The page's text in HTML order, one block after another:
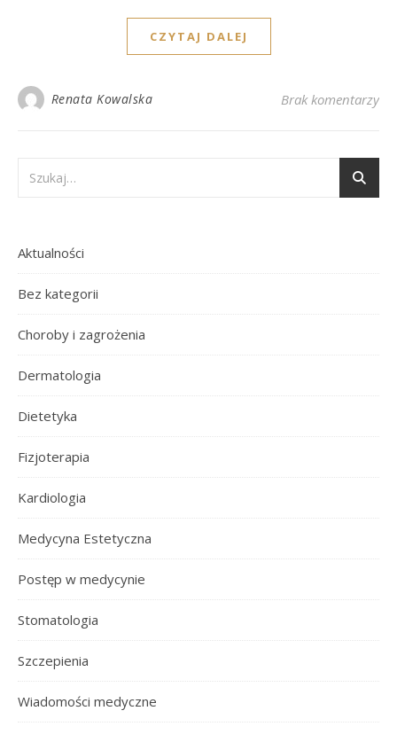
CZYTAJ DALEJ
Renata Kowalska Brak komentarzy
Aktualności
Bez kategorii
Choroby i zagrożenia
Dermatologia
Dietetyka
Fizjoterapia
Kardiologia
Medycyna Estetyczna
Postęp w medycynie
Stomatologia
Szczepienia
Wiadomości medyczne